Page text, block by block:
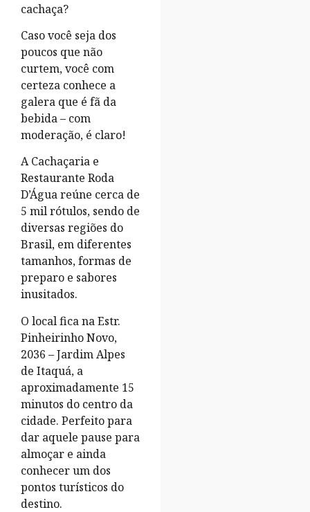
cachaça?
Caso você seja dos
poucos que não
curtem, você com
certeza conhece a
galera que é fã da
bebida – com
moderação, é claro!
A Cachaçaria e
Restaurante Roda
D’Água reúne cerca de
5 mil rótulos, sendo de
diversas regiões do
Brasil, em diferentes
tamanhos, formas de
preparo e sabores
inusitados.
O local fica na Estr.
Pinheirinho Novo,
2036 – Jardim Alpes
de Itaquá, a
aproximadamente 15
minutos do centro da
cidade. Perfeito para
dar aquele pause para
almoçar e ainda
conhecer um dos
pontos turísticos do
destino.